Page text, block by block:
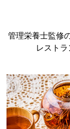
管理栄養士監修
レストラ